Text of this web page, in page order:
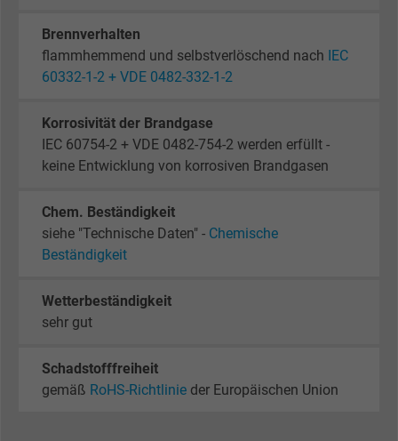
Brennverhalten
flammhemmend und selbstverlöschend nach IEC
60332-1-2 + VDE 0482-332-1-2
Korrosivität der Brandgase
IEC 60754-2 + VDE 0482-754-2 werden erfüllt -
keine Entwicklung von korrosiven Brandgasen
Chem. Beständigkeit
siehe "Technische Daten" - Chemische
Beständigkeit
Wetterbeständigkeit
sehr gut
Schadstofffreiheit
gemäß RoHS-Richtlinie der Europäischen Union